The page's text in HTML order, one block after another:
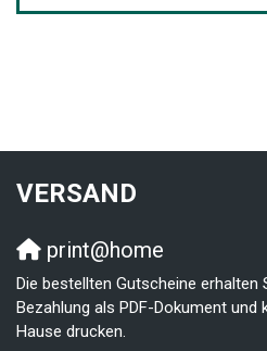
VERSAND
print@home
Die bestellten Gutscheine erhalten
Bezahlung als PDF-Dokument und
Hause drucken.